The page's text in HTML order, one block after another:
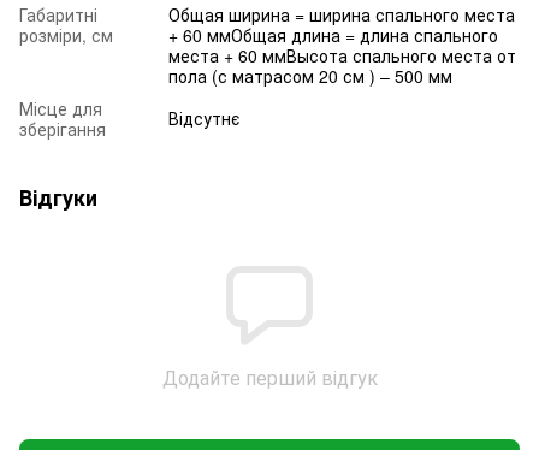
Габаритні
розміри, см
Общая ширина = ширина спального места
+ 60 ммОбщая длина = длина спального
места + 60 ммВысота спального места от
пола (с матрасом 20 см ) – 500 мм
Місце для
зберігання
Відсутнє
Відгуки
Додайте перший відгук